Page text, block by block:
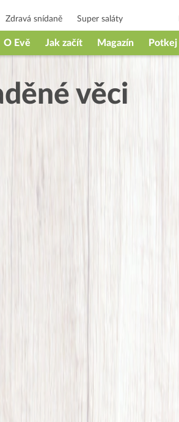
Zdravá snídaně Super saláty
O Evě Jak začít Magazín Potkej
věci